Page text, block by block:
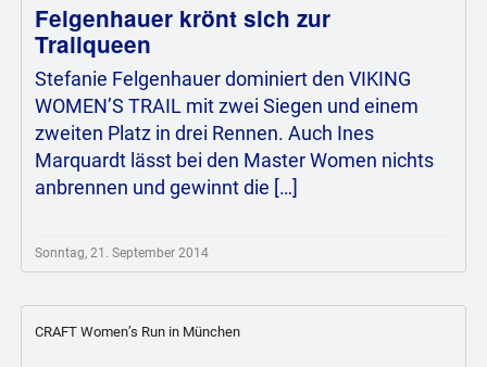
Felgenhauer krönt sich zur
Trailqueen
Stefanie Felgenhauer dominiert den VIKING
WOMEN’S TRAIL mit zwei Siegen und einem
zweiten Platz in drei Rennen. Auch Ines
Marquardt lässt bei den Master Women nichts
anbrennen und gewinnt die […]
Sonntag, 21. September 2014
CRAFT Women’s Run in München